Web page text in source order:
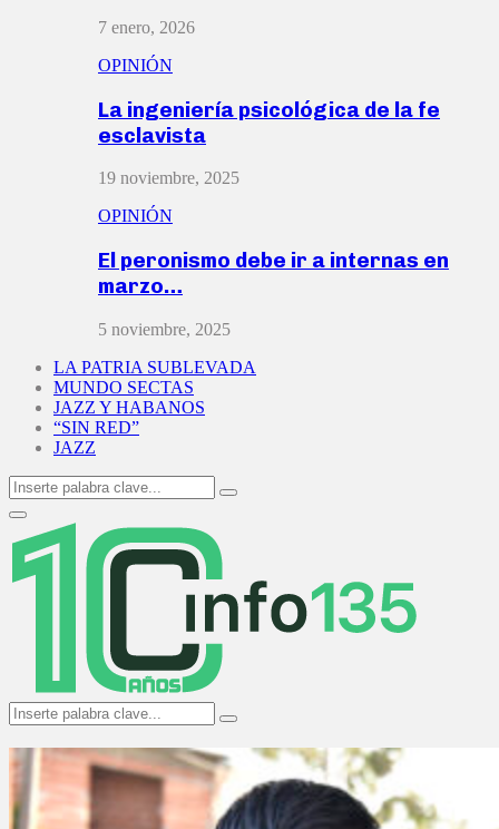
7 enero, 2026
OPINIÓN
La ingeniería psicológica de la fe
esclavista
19 noviembre, 2025
OPINIÓN
El peronismo debe ir a internas en
marzo…
5 noviembre, 2025
LA PATRIA SUBLEVADA
MUNDO SECTAS
JAZZ Y HABANOS
“SIN RED”
JAZZ
Search
for:
Search
Primary
Menu
Search
for:
Search